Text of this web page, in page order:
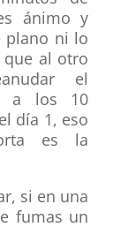
ánimo y
plano ni lo
que al otro
el
a los 10
día 1, eso
es la
si en una
fumas un